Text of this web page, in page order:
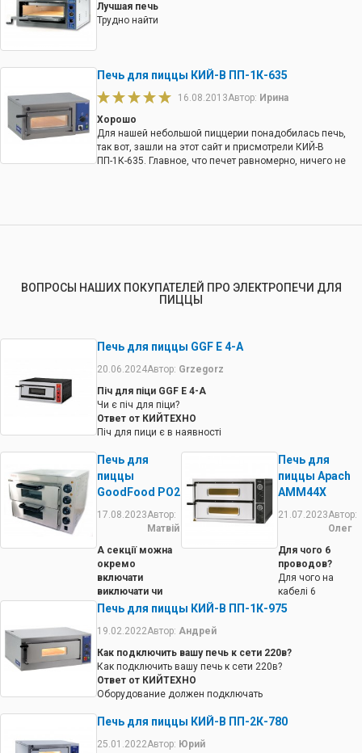
Лучшая печь
Трудно найти
Печь для пиццы КИЙ-В ПП-1К-635
16.08.2013Автор: Ирина
Хорошо
Для нашей небольшой пиццерии понадобилась печь,
так вот, зашли на этот сайт и присмотрели КИЙ-В
ПП-1К-635. Главное, что печет равномерно, ничего не
ВОПРОСЫ НАШИХ ПОКУПАТЕЛЕЙ ПРО ЭЛЕКТРОПЕЧИ ДЛЯ
ПИЦЦЫ
Печь для пиццы GGF E 4-A
20.06.2024Автор: Grzegorz
Піч для піци GGF E 4-A
Чи є піч для піци?
Ответ от КИЙТЕХНО
Піч для пици є в наявності
Печь для
пиццы
GoodFood PO2
17.08.2023Автор:
Матвій
А секції можна
окремо
включати
виключати чи
вона завжди дві
Ответ от
КИЙТЕХНО
Кожна секція має
своє управління.
Печь для
пиццы Apach
AMM44X
21.07.2023Автор:
Олег
Для чого 6
проводов?
Для чого на
кабелі 6
проводов? Де
підключення,
руководство
Разом з піччю
для піци
Печь для пиццы КИЙ-В ПП-1К-975
19.02.2022Автор: Андрей
Как подключить вашу печь к сети 220в?
Как подключить вашу печь к сети 220в?
Ответ от КИЙТЕХНО
Оборудование должен подключать
Печь для пиццы КИЙ-В ПП-2К-780
25.01.2022Автор: Юрий